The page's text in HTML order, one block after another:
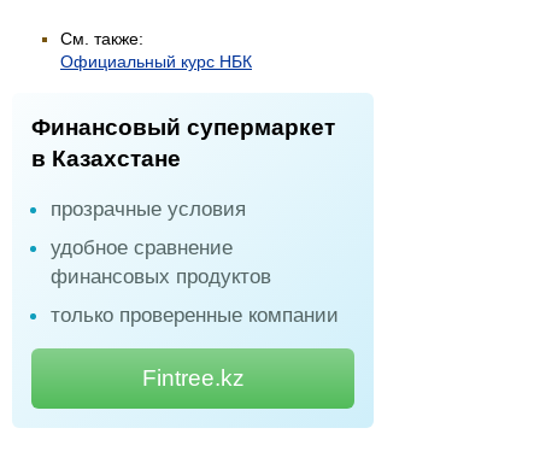
См. также:
Официальный курс НБК
Финансовый супермаркет
в Казахстане
прозрачные условия
удобное сравнение
финансовых продуктов
только проверенные компании
Fintree.kz